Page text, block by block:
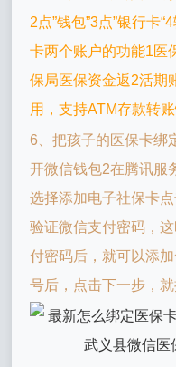
2点”钱包”3点”银行卡
卡两个账户的功能1医
保局医保资金返2活期
用，支持ATM存款转
6、把孩子的医保卡绑
开微信钱包2在腾讯服
选择添加电子社保卡
验证微信支付密码，
付密码后，就可以添
号后，点击下一步，就